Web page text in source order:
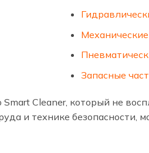
Запасные
Cleaner, который не
и технике безопасности,